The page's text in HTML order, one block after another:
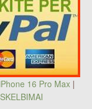
iPhone 16 Pro Max|